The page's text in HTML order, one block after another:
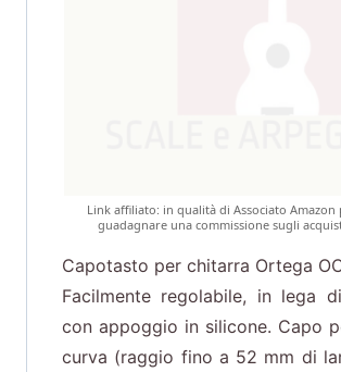
Link affiliato: in qualità di Associato
guadagnare una commissione sugli
Capotasto per chitarra Ortega
Facilmente regolabile, in lega
con appoggio in silicone. Capo
curva (raggio fino a 52 mm di